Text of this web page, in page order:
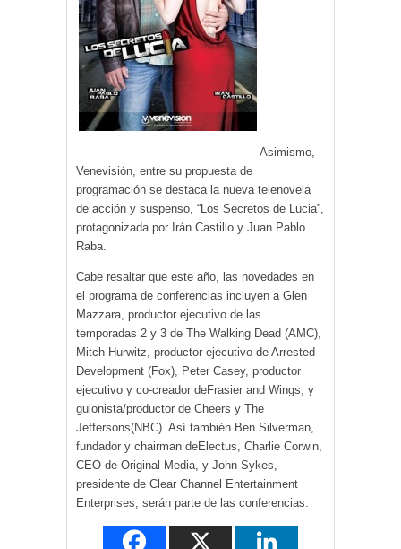
Asimismo,
Venevisión, entre su propuesta de
programación se destaca la nueva telenovela
de acción y suspenso, “Los Secretos de Lucia”,
protagonizada por Irán Castillo y Juan Pablo
Raba.
Cabe resaltar que este año, las novedades en
el programa de conferencias incluyen a Glen
Mazzara, productor ejecutivo de las
temporadas 2 y 3 de The Walking Dead (AMC),
Mitch Hurwitz, productor ejecutivo de Arrested
Development (Fox), Peter Casey, productor
ejecutivo y co-creador deFrasier and Wings, y
guionista/productor de Cheers y The
Jeffersons(NBC). Así también Ben Silverman,
fundador y chairman deElectus, Charlie Corwin,
CEO de Original Media, y John Sykes,
presidente de Clear Channel Entertainment
Enterprises, serán parte de las conferencias.